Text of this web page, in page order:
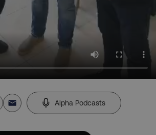
Alpha Podcasts